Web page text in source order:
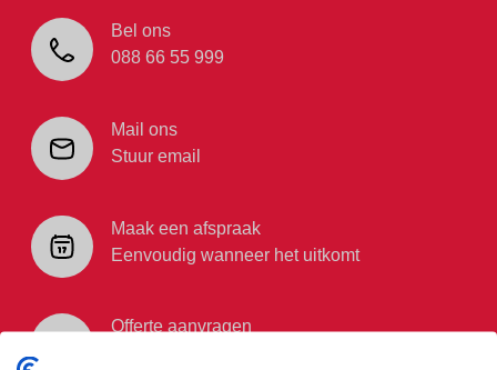
Bel ons
088 66 55 999
Mail ons
Stuur email
Maak een afspraak
Eenvoudig wanneer het uitkomt
Offerte aanvragen